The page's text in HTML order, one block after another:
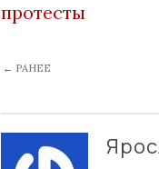
протесты
← РАНЕЕ